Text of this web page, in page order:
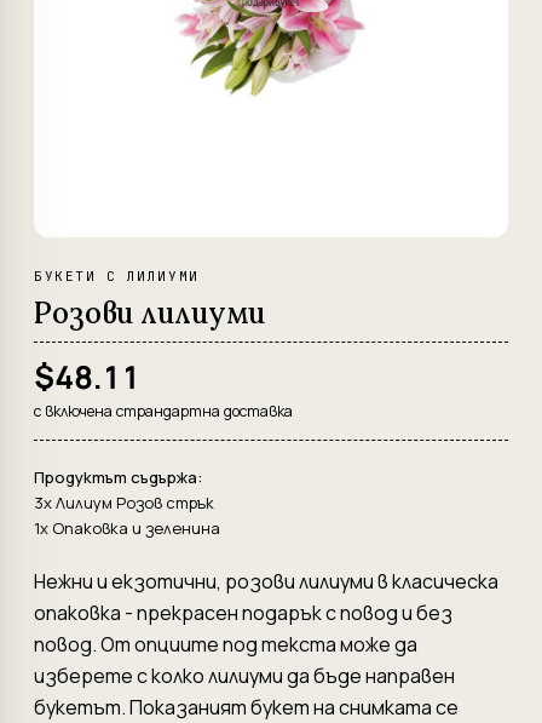
БУКЕТИ С ЛИЛИУМИ
Розови лилиуми
$48.11
с включена страндартна доставка
Продуктът съдържа:
3x Лилиум Розов стрък
1x Опаковка и зеленина
Нежни и екзотични, розови лилиуми в класическа
опаковка - прекрасен подарък с повод и без
повод. От опциите под текста може да
изберете с колко лилиуми да бъде направен
букетът. Показаният букет на снимката се